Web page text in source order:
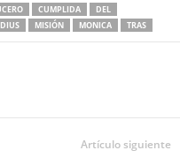
CUMPLIDA
DEL
MISIÓN MONICA TRAS
Artículo siguiente